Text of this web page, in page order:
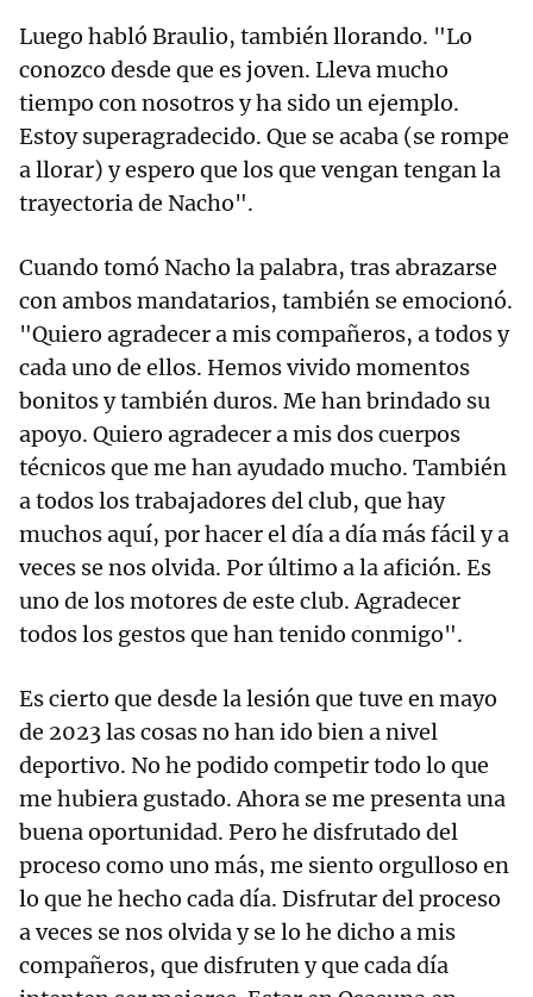
Luego habló Braulio, también llorando. "Lo
conozco desde que es joven. Lleva mucho
tiempo con nosotros y ha sido un ejemplo.
Estoy superagradecido. Que se acaba (se rompe
a llorar) y espero que los que vengan tengan la
trayectoria de Nacho".
Cuando tomó Nacho la palabra, tras abrazarse
con ambos mandatarios, también se emocionó.
"Quiero agradecer a mis compañeros, a todos y
cada uno de ellos. Hemos vivido momentos
bonitos y también duros. Me han brindado su
apoyo. Quiero agradecer a mis dos cuerpos
técnicos que me han ayudado mucho. También
a todos los trabajadores del club, que hay
muchos aquí, por hacer el día a día más fácil y a
veces se nos olvida. Por último a la afición. Es
uno de los motores de este club. Agradecer
todos los gestos que han tenido conmigo".
Es cierto que desde la lesión que tuve en mayo
de 2023 las cosas no han ido bien a nivel
deportivo. No he podido competir todo lo que
me hubiera gustado. Ahora se me presenta una
buena oportunidad. Pero he disfrutado del
proceso como uno más, me siento orgulloso en
lo que he hecho cada día. Disfrutar del proceso
a veces se nos olvida y se lo he dicho a mis
compañeros, que disfruten y que cada día